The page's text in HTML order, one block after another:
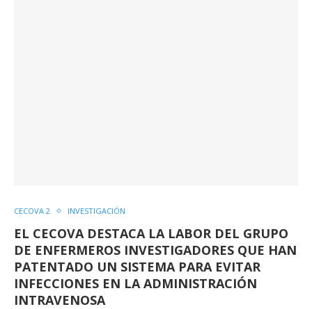
CECOVA 2 INVESTIGACIÓN
EL CECOVA DESTACA LA LABOR DEL GRUPO
DE ENFERMEROS INVESTIGADORES QUE HAN
PATENTADO UN SISTEMA PARA EVITAR
INFECCIONES EN LA ADMINISTRACIÓN
INTRAVENOSA